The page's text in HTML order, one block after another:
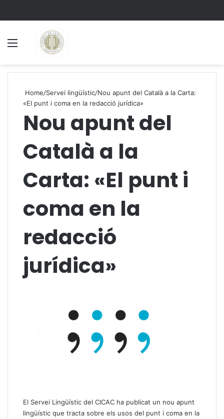
Home/Servei lingüístic/Nou apunt del Català a la Carta:
«El punt i coma en la redacció jurídica»
Nou apunt del
Català a la
Carta: «El punt i
coma en la
redacció
jurídica»
El Servei Lingüístic del CICAC ha publicat un nou apunt
lingüístic que tracta sobre els usos del punt i coma en la